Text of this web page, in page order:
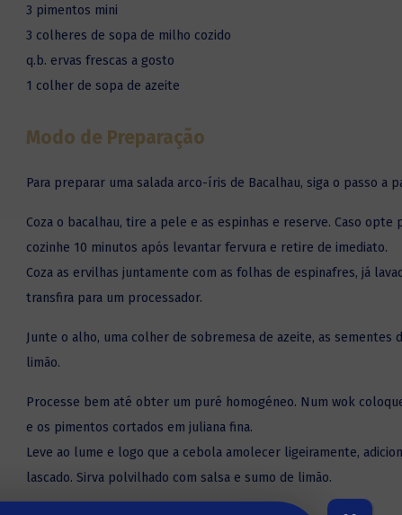
3 pimentos mini
3 colheres de sopa de milho cozido
q.b. ervas frescas a gosto
1 colher de sopa de azeite
Modo de Preparação
Para preparar uma salada arco-íris de Bacalhau, siga o passo a
Coza o bacalhau, tire a pele e as espinhas e reserve. Caso opte
cozinhe 10 minutos após levantar fervura e retire de imediato.
Coza as ervilhas juntamente com as folhas de espinafres, já
transfira para um processador.
Junte o alho, uma colher de sobremesa de azeite, as sementes
limão.
Processe bem até obter um puré homogéneo. Num wok
e os pimentos cortados em juliana fina.
Leve ao lume e logo que a cebola amolecer ligeiramente,
lascado. Sirva polvilhado com salsa e sumo de limão.